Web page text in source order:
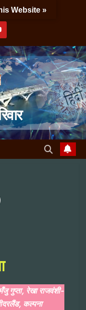
10:18:05 AM
गुप्ता, रेखा राजवंशी-
कल्पना
Website »